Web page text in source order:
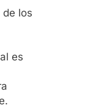
los
es